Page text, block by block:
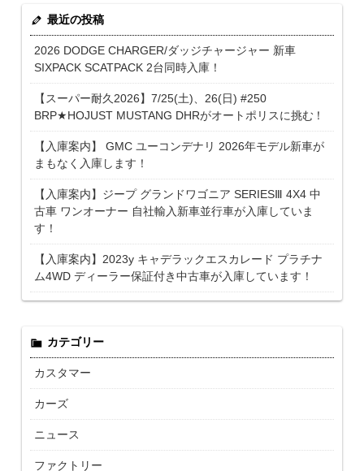
最近の投稿
2026 DODGE CHARGER/ダッジチャージャー 新車
SIXPACK SCATPACK 2台同時入庫！
【スーパー耐久2026】7/25(土)、26(日) #250
BRP★HOJUST MUSTANG DHRがオートポリスに挑む！
【入庫案内】 GMC ユーコンデナリ 2026年モデル新車が
まもなく入庫します！
【入庫案内】ジープ グランドワゴニア SERIESⅢ 4X4 中
古車 ワンオーナー 自社輸入新車並行車が入庫していま
す！
【入庫案内】2023y キャデラックエスカレード プラチナ
ム4WD ディーラー保証付き中古車が入庫しています！
カテゴリー
カスタマー
カーズ
ニュース
ファクトリー